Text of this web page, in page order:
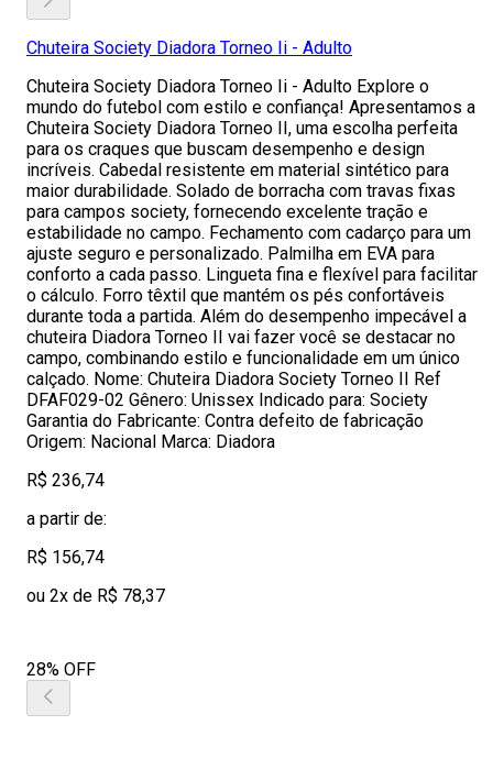
Chuteira Society Diadora Torneo Ii - Adulto
Chuteira Society Diadora Torneo Ii - Adulto Explore o
mundo do futebol com estilo e confiança! Apresentamos a
Chuteira Society Diadora Torneo II, uma escolha perfeita
para os craques que buscam desempenho e design
incríveis. Cabedal resistente em material sintético para
maior durabilidade. Solado de borracha com travas fixas
para campos society, fornecendo excelente tração e
estabilidade no campo. Fechamento com cadarço para um
ajuste seguro e personalizado. Palmilha em EVA para
conforto a cada passo. Lingueta fina e flexível para facilitar
o cálculo. Forro têxtil que mantém os pés confortáveis
durante toda a partida. Além do desempenho impecável a
chuteira Diadora Torneo II vai fazer você se destacar no
campo, combinando estilo e funcionalidade em um único
calçado. Nome: Chuteira Diadora Society Torneo II Ref
DFAF029-02 Gênero: Unissex Indicado para: Society
Garantia do Fabricante: Contra defeito de fabricação
Origem: Nacional Marca: Diadora
R$ 236,74
a partir de:
R$ 156,74
ou 2x de R$ 78,37
28% OFF